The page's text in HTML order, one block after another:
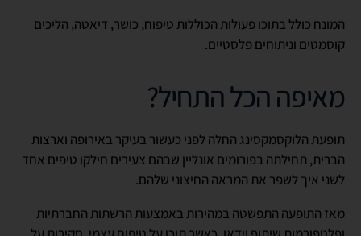
המונח כולל בתוכו פעולות הכוללות טיפוח, כושר, דיאטה, הליכים
קוסמטים וניתוחים פלסטיים.
מאיפה הכל התחיל?
תופעת הלוקסמקסינג החלה לפני כעשור בעיקר באירופה וארצות
הברית, תחילתה בפורומים אונליין שבהם צעירים חילקו טיפים אחד
לשני איך לשפר את המראה החיצוני שלהם.
מאז התופעה התפשטה במהירות באמצעות הרשתות החברתיות